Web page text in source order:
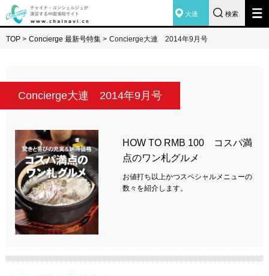
大連 検索
TOP > Concierge 最新号特集 > Concierge大連 2014年9月号
Concierge大連 2014年9月号
HOW TO RMB 100 コスパ満
点のワン札グルメ
お値打ち以上かつスペシャルメニューの
数々を紹介します。